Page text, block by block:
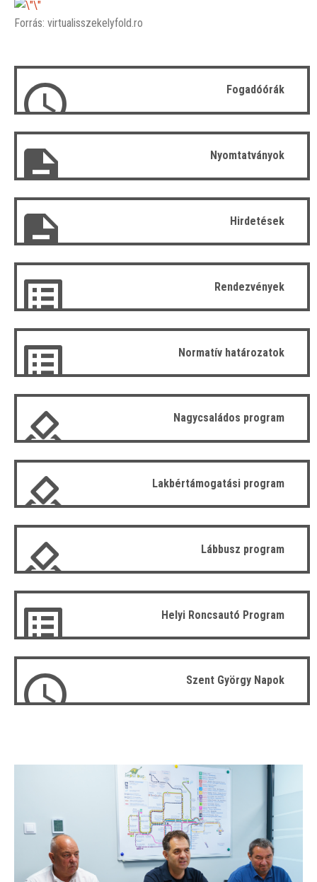
Forrás: virtualisszekelyfold.ro
Fogadóórák
Nyomtatványok
Hirdetések
Rendezvények
Normatív határozatok
Nagycsaládos program
Lakbértámogatási program
Lábbusz program
Helyi Roncsautó Program
Szent György Napok